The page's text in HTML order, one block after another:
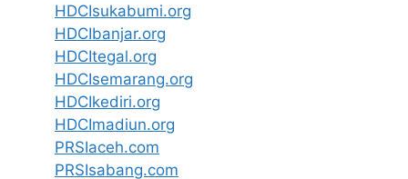
HDCIsukabumi.org
HDCIbanjar.org
HDCItegal.org
HDCIsemarang.org
HDCIkediri.org
HDCImadiun.org
PRSIaceh.com
PRSIsabang.com